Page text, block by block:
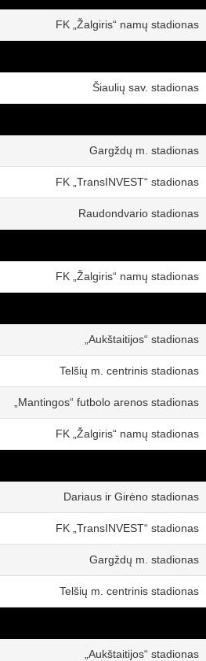
FK „Žalgiris“ namų stadionas
Šiaulių sav. stadionas
Gargždų m. stadionas
FK „TransINVEST“ stadionas
Raudondvario stadionas
FK „Žalgiris“ namų stadionas
„Aukštaitijos“ stadionas
Telšių m. centrinis stadionas
„Mantingos“ futbolo arenos stadionas
FK „Žalgiris“ namų stadionas
Dariaus ir Girėno stadionas
FK „TransINVEST“ stadionas
Gargždų m. stadionas
Telšių m. centrinis stadionas
„Aukštaitijos“ stadionas